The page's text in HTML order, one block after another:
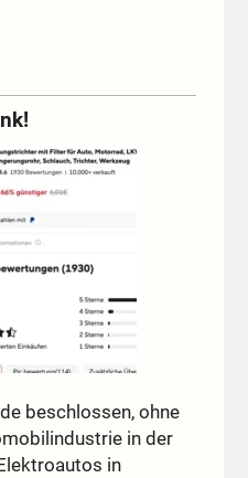
beschlossen, ohne
in der
in